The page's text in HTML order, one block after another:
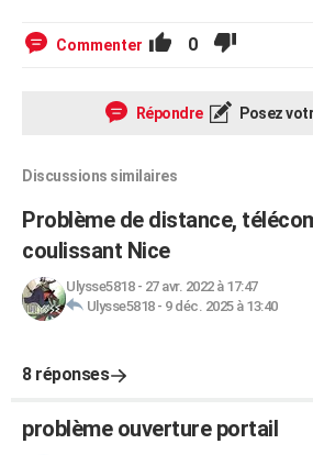
Commenter 0
Répondre Posez
Discussions similaires
Problème de distance,
coulissant Nice
Ulysse5818- 27 avr. 2022 à 17:47
Ulysse5818- 9 déc. 2025 à 13:40
8 réponses
problème ouverture portail